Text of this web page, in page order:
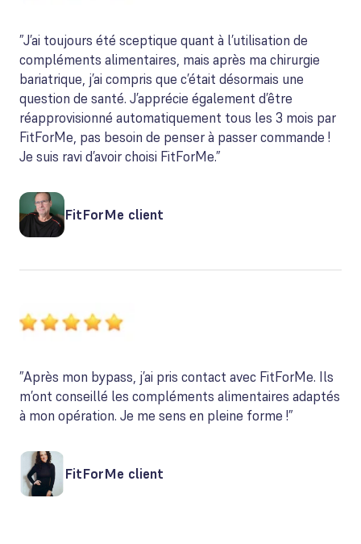
”J’ai toujours été sceptique quant à l’utilisation de
compléments alimentaires, mais après ma chirurgie
bariatrique, j’ai compris que c’était désormais une
question de santé. J’apprécie également d’être
réapprovisionné automatiquement tous les 3 mois par
FitForMe, pas besoin de penser à passer commande !
Je suis ravi d’avoir choisi FitForMe.”
FitForMe client
”Après mon bypass, j’ai pris contact avec FitForMe. Ils
m’ont conseillé les compléments alimentaires adaptés
à mon opération. Je me sens en pleine forme !”
FitForMe client